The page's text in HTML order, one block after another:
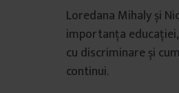
Loredana Mihaly și
importanța
cu discriminare și
continui.